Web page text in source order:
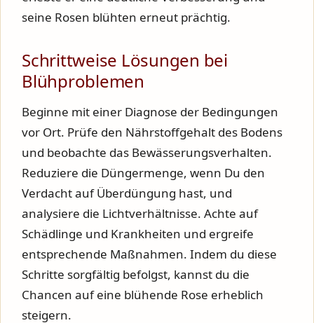
seine Rosen blühten erneut prächtig.
Schrittweise Lösungen bei
Blühproblemen
Beginne mit einer Diagnose der Bedingungen
vor Ort. Prüfe den Nährstoffgehalt des Bodens
und beobachte das Bewässerungsverhalten.
Reduziere die Düngermenge, wenn Du den
Verdacht auf Überdüngung hast, und
analysiere die Lichtverhältnisse. Achte auf
Schädlinge und Krankheiten und ergreife
entsprechende Maßnahmen. Indem du diese
Schritte sorgfältig befolgst, kannst du die
Chancen auf eine blühende Rose erheblich
steigern.